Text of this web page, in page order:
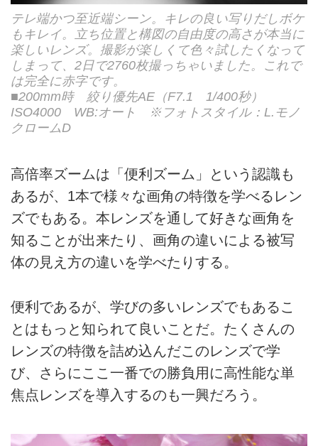
テレ端かつ至近端シーン。キレの良い写りだしボケ
もキレイ。立ち位置と構図の自由度の高さが本当に
楽しいレンズ。撮影が楽しくて色々試したくなって
しまって、2日で2760枚撮っちゃいました。これで
は完全に赤字です。
■200mm時 絞り優先AE（F7.1 1/400秒）
ISO4000 WB:オート ※フォトスタイル：L.モノ
クロームD
高倍率ズームは「便利ズーム」という認識も
あるが、1本で様々な画角の特徴を学べるレン
ズでもある。本レンズを通して好きな画角を
知ることが出来たり、画角の違いによる被写
体の見え方の違いを学べたりする。
便利であるが、学びの多いレンズでもあるこ
とはもっと知られて良いことだ。たくさんの
レンズの特徴を詰め込んだこのレンズで学
び、さらにここ一番での勝負用に高性能な単
焦点レンズを導入するのも一興だろう。